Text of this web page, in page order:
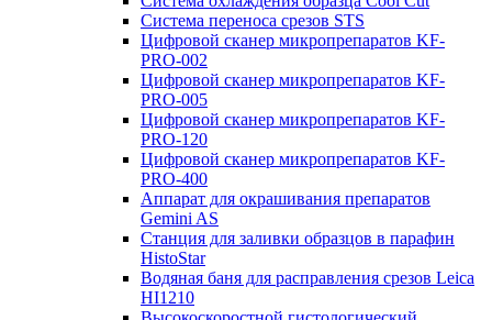
Система переноса срезов STS
Цифровой сканер микропрепаратов KF-
PRO-002
Цифровой сканер микропрепаратов KF-
PRO-005
Цифровой сканер микропрепаратов KF-
PRO-120
Цифровой сканер микропрепаратов KF-
PRO-400
Аппарат для окрашивания препаратов
Gemini AS
Станция для заливки образцов в парафин
HistoStar
Водяная баня для расправления срезов Leica
HI1210